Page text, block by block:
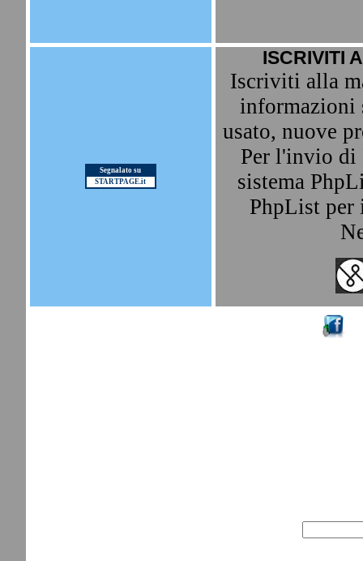
Segnalato su
STARTPAGE.it
ISCRIVITI
Iscriviti alla
informazioni
usato, nuove
Per l'invio di
sistema
PhpList per